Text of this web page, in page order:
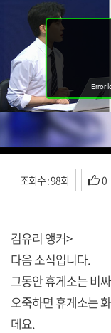
조회수 : 98회 0
김유리 앵커>
다음 소식입니다.
그동안 휴게소는 비
오죽하면 휴게소는
데요.